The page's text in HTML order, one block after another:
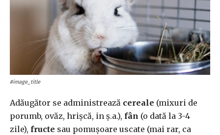
#image_title
Adăugător se administrează cereale (mixuri de
porumb, ovăz, hrișcă, in ș.a.), fân (o dată la 3-4
zile), fructe sau pomușoare uscate (mai rar, ca